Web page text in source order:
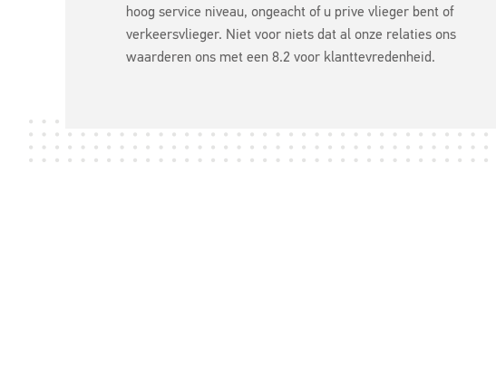
hoog service niveau, ongeacht of u prive vlieger bent of
verkeersvlieger. Niet voor niets dat al onze relaties ons
waarderen ons met een 8.2 voor klanttevredenheid.